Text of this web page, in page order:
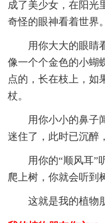
成了美少女，在阳光
奇怪的眼神看着世界。
用你大大的眼睛
像一个个金色的小蝴
点的，长在枝上，如
杖。
用你小小的鼻子
迷住了，此时已沉醉
用你的“顺风耳”
爬上树，你就会听
这就是我的植物